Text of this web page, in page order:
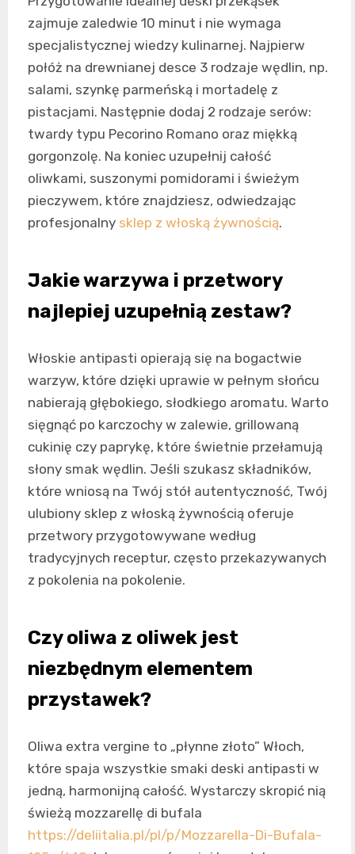
zajmuje zaledwie 10 minut i nie wymaga
specjalistycznej wiedzy kulinarnej. Najpierw
połóż na drewnianej desce 3 rodzaje wędlin, np.
salami, szynkę parmeńską i mortadelę z
pistacjami. Następnie dodaj 2 rodzaje serów:
twardy typu Pecorino Romano oraz miękką
gorgonzolę. Na koniec uzupełnij całość
oliwkami, suszonymi pomidorami i świeżym
pieczywem, które znajdziesz, odwiedzając
profesjonalny sklep z włoską żywnością.
Jakie warzywa i przetwory
najlepiej uzupełnią zestaw?
Włoskie antipasti opierają się na bogactwie
warzyw, które dzięki uprawie w pełnym słońcu
nabierają głębokiego, słodkiego aromatu. Warto
sięgnąć po karczochy w zalewie, grillowaną
cukinię czy paprykę, które świetnie przełamują
słony smak wędlin. Jeśli szukasz składników,
które wniosą na Twój stół autentyczność, Twój
ulubiony sklep z włoską żywnością oferuje
przetwory przygotowywane według
tradycyjnych receptur, często przekazywanych
z pokolenia na pokolenie.
Czy oliwa z oliwek jest
niezbędnym elementem
przystawek?
Oliwa extra vergine to „płynne złoto” Włoch,
które spaja wszystkie smaki deski antipasti w
jedną, harmonijną całość. Wystarczy skropić nią
świeżą mozzarellę di bufala
https://deliitalia.pl/pl/p/Mozzarella-Di-Bufala-